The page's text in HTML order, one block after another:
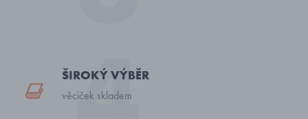
ŠIROKÝ VÝBĚR
věciček skladem